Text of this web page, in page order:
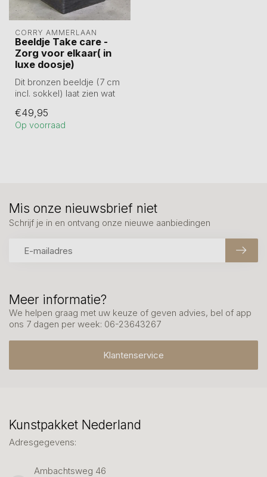
CORRY AMMERLAAN
Beeldje Take care -
Zorg voor elkaar( in
luxe doosje)
Dit bronzen beeldje (7 cm
incl. sokkel) laat zien wat
e...
€49,95
Op voorraad
Meer informatie?
We helpen graag met uw keuze of geven advies, bel of app
ons 7 dagen per week: 06-23643267
Klantenservice
Mis onze nieuwsbrief niet
Schrijf je in en ontvang onze nieuwe aanbiedingen
Kunstpakket Nederland
Adresgegevens:
Ambachtsweg 46